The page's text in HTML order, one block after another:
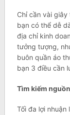
Chỉ cần vài
bạn có thể dễ
địa chỉ kinh
tưởng tượng,
buôn quần áo
bạn 3 điều cần
Tìm kiếm
Tối đa lợi